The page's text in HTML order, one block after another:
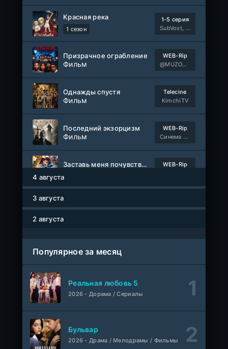
AniMy / RuChiMe
1 сезон
1-7 серия
Один на один: Австралия
1-4 сезон
1-5 серия
Связанные судьбой
1 сезон
1-110
серия
Шатёр чародея
1 сезон
1-6 серия
Дубляж
Красная река
1 сезон
1-5 серия
SubVost, Манипулятор, AnimeVost, Dream Cast
Призрачное ограбление
Фильм
WEB-Rip
@MUZOBOZ@
Однажды спустя
Фильм
Telecine
KimchiTV
Последний экзорцизм
Фильм
WEB-Rip
Синема УС
Заставь меня почувствовать
WEB-Rip
Сто лет одиночества
1-2 сезон
ColdFilm
1 сезон
Сердцебиение драм-хорс
WEB-Rip
4 августа
3 августа
2 августа
Популярное за месяц
Реальная любовь 5
2026 - Дорама / Сериалы
Бульвар
2026 - Драма / Мелодрамы / Фильмы